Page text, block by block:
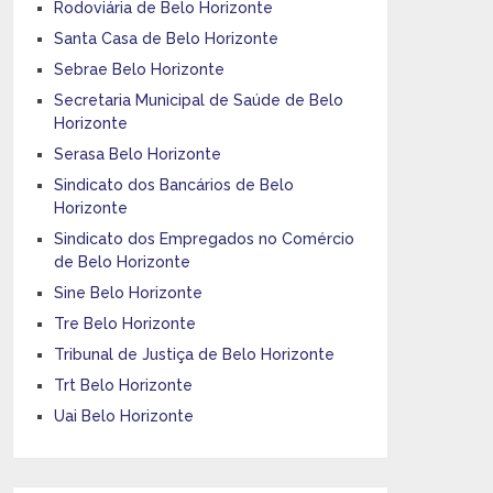
Rodoviária de Belo Horizonte
Santa Casa de Belo Horizonte
Sebrae Belo Horizonte
Secretaria Municipal de Saúde de Belo
Horizonte
Serasa Belo Horizonte
Sindicato dos Bancários de Belo
Horizonte
Sindicato dos Empregados no Comércio
de Belo Horizonte
Sine Belo Horizonte
Tre Belo Horizonte
Tribunal de Justiça de Belo Horizonte
Trt Belo Horizonte
Uai Belo Horizonte